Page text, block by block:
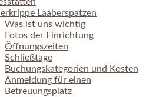
Laaberspatzen
Was ist uns wichtig
Fotos der Einrichtung
Öffnungszeiten
Schließtage
Buchungskategorien und Kosten
Anmeldung für einen
Betreuungsplatz